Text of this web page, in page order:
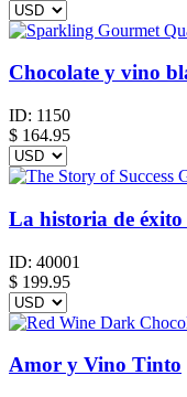
Chocolate y vino
ID: 1150
$ 164.95
La historia de éxito
ID: 40001
$ 199.95
Amor y Vino Tinto